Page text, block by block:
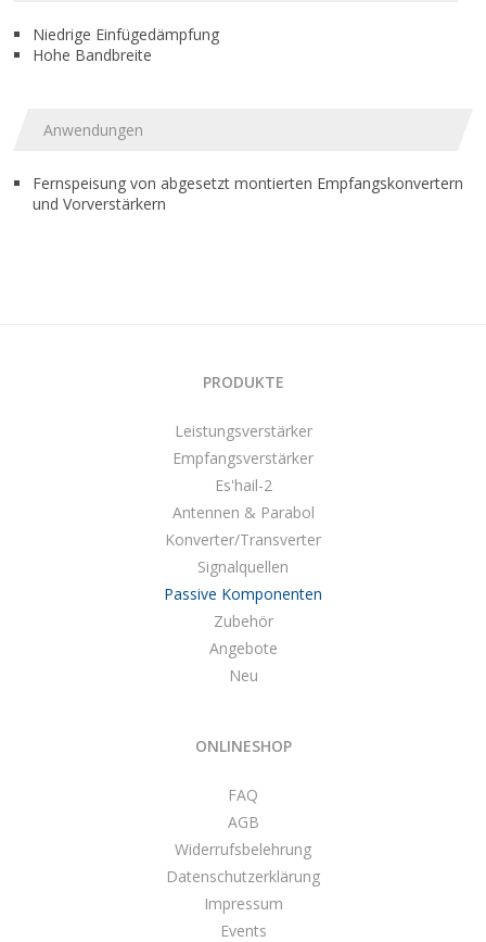
Niedrige Einfügedämpfung
Hohe Bandbreite
Anwendungen
Fernspeisung von abgesetzt montierten Empfangskonvertern
und Vorverstärkern
PRODUKTE
Leistungsverstärker
Empfangsverstärker
Es'hail-2
Antennen & Parabol
Konverter/Transverter
Signalquellen
Passive Komponenten
Zubehör
Angebote
Neu
ONLINESHOP
FAQ
AGB
Widerrufsbelehrung
Datenschutzerklärung
Impressum
Events